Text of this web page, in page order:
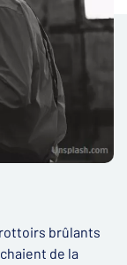
brûlants
de la